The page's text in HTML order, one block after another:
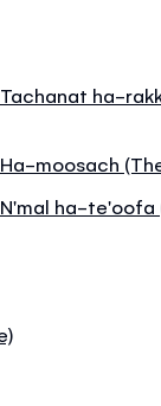
ha-
moosach
ha-te'oofa